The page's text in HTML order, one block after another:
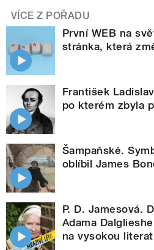
VÍCE Z POŘADU
První WEB na
stránka, která
František
po kterém zbyla
Šampaňské.
oblíbil James
P. D. Jamesová.
Adama
na vysokou